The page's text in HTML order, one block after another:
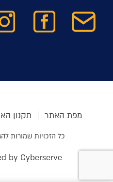
מפת האתר תקנון
כל הזכויות שמורות להגיע
by Cyberserve